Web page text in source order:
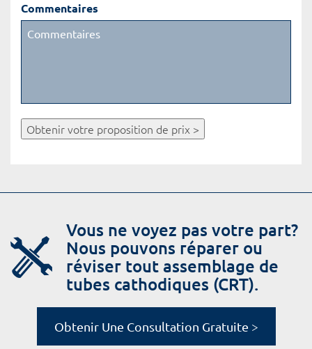
Commentaires
Obtenir votre proposition de prix >
Vous ne voyez pas votre part?
Nous pouvons réparer ou
réviser tout assemblage de
tubes cathodiques (CRT).
Obtenir Une Consultation Gratuite >